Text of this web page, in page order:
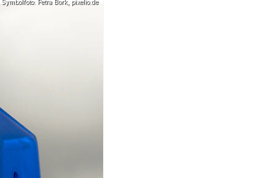
Symbolfoto: Petra Bork, pixelio.de